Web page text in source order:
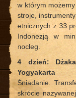
w którym
stroje,
etnicznych z 33
Indonezją w
nocleg.
4 dzień:
Yogyakarta
Śniadanie.
skrócie